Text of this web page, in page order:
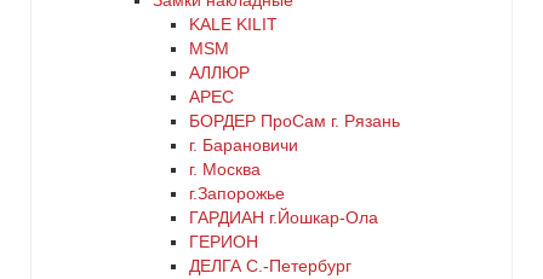
KALE KILIT
MSM
АЛЛЮР
АРЕС
БОРДЕР ПроСам г. Рязань
г. Барановичи
г. Москва
г.Запорожье
ГАРДИАН г.Йошкар-Ола
ГЕРИОН
ДЕЛГА С.-Петербург